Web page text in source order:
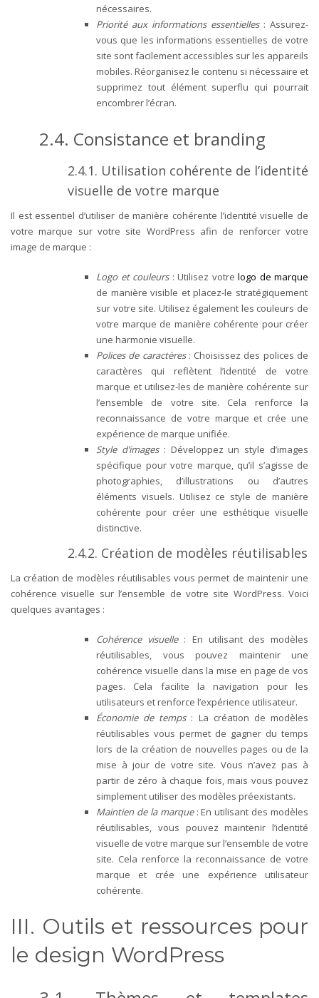
nécessaires.
Priorité aux informations essentielles: Assurez-
vous que les informations essentielles de votre
site sont facilement accessibles sur les appareils
mobiles. Réorganisez le contenu si nécessaire et
supprimez tout élément superflu qui pourrait
encombrer l’écran.
2.4. Consistance et branding
2.4.1. Utilisation cohérente de l’identité
visuelle de votre marque
Il est essentiel d’utiliser de manière cohérente l’identité visuelle de
votre marque sur votre site WordPress afin de renforcer votre
image de marque :
Logo et couleurs: Utilisez votre logo de marque
de manière visible et placez-le stratégiquement
sur votre site. Utilisez également les couleurs de
votre marque de manière cohérente pour créer
une harmonie visuelle.
Polices de caractères: Choisissez des polices de
caractères qui reflètent l’identité de votre
marque et utilisez-les de manière cohérente sur
l’ensemble de votre site. Cela renforce la
reconnaissance de votre marque et crée une
expérience de marque unifiée.
Style d’images: Développez un style d’images
spécifique pour votre marque, qu’il s’agisse de
photographies, d’illustrations ou d’autres
éléments visuels. Utilisez ce style de manière
cohérente pour créer une esthétique visuelle
distinctive.
2.4.2. Création de modèles réutilisables
La création de modèles réutilisables vous permet de maintenir une
cohérence visuelle sur l’ensemble de votre site WordPress. Voici
quelques avantages :
Cohérence visuelle: En utilisant des modèles
réutilisables, vous pouvez maintenir une
cohérence visuelle dans la mise en page de vos
pages. Cela facilite la navigation pour les
utilisateurs et renforce l’expérience utilisateur.
Économie de temps : La création de modèles
réutilisables vous permet de gagner du temps
lors de la création de nouvelles pages ou de la
mise à jour de votre site. Vous n’avez pas à
partir de zéro à chaque fois, mais vous pouvez
simplement utiliser des modèles préexistants.
Maintien de la marque: En utilisant des modèles
réutilisables, vous pouvez maintenir l’identité
visuelle de votre marque sur l’ensemble de votre
site. Cela renforce la reconnaissance de votre
marque et crée une expérience utilisateur
cohérente.
III. Outils et ressources pour
le design WordPress